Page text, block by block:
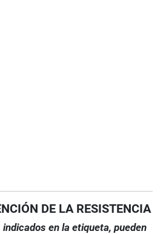
DE LA RESISTENCIA
en la etiqueta, pueden